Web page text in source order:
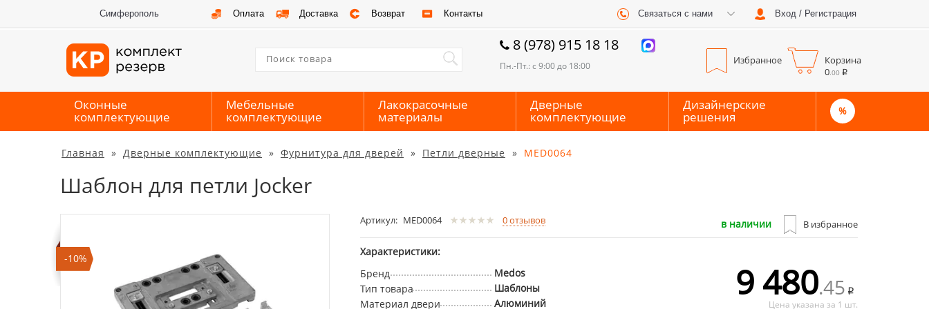
Симферополь Оплата Доставка Возврат Контакты Связаться с нами Вход / Регистрация
8 (978) 915 18 18
Пн.-Пт.: с 9:00 до 18:00 Избранное
Корзина
0.00
Оконные
комплектующие
Мебельные
комплектующие
Лакокрасочные
материалы
Дверные
комплектующие
Дизайнерские
решения %
Главная » Дверные комплектующие » Фурнитура для дверей » Петли дверные » MED0064
Шаблон для петли Jocker
-10%
Артикул: MED0064 0отзывов в наличии В избранное
Характеристики:
Бренд
Medos
Тип товара
Шаблоны
Материал двери
Алюминий 9 480.45
Цена указана за 1 шт.